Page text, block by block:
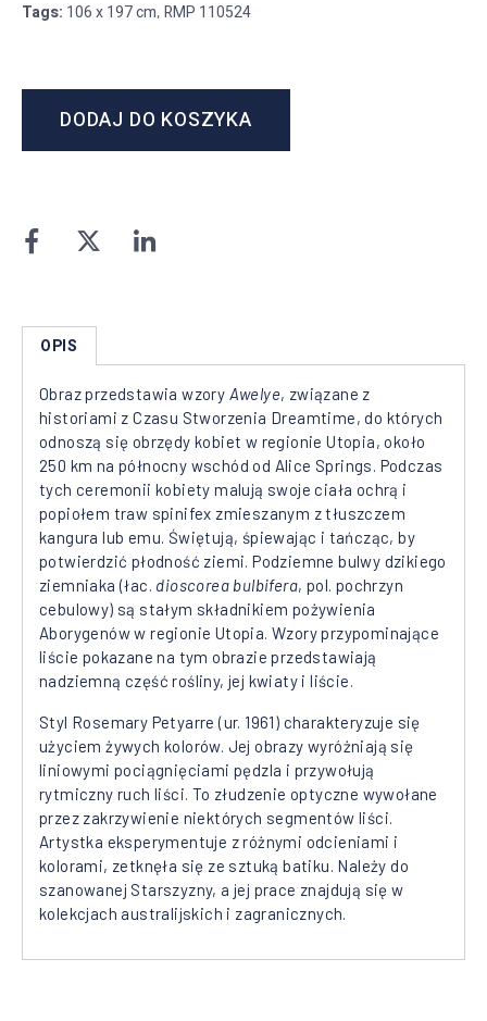
Tags: 106 x 197 cm, RMP 110524
DODAJ DO KOSZYKA
OPIS
Obraz przedstawia wzory Awelye, związane z
historiami z Czasu Stworzenia Dreamtime, do których
odnoszą się obrzędy kobiet w regionie Utopia, około
250 km na północny wschód od Alice Springs. Podczas
tych ceremonii kobiety malują swoje ciała ochrą i
popiołem traw spinifex zmieszanym z tłuszczem
kangura lub emu. Świętują, śpiewając i tańcząc, by
potwierdzić płodność ziemi. Podziemne bulwy dzikiego
ziemniaka (łac. dioscorea bulbifera, pol. pochrzyn
cebulowy) są stałym składnikiem pożywienia
Aborygenów w regionie Utopia. Wzory przypominające
liście pokazane na tym obrazie przedstawiają
nadziemną część rośliny, jej kwiaty i liście.
Styl Rosemary Petyarre (ur. 1961) charakteryzuje się
użyciem żywych kolorów. Jej obrazy wyróżniają się
liniowymi pociągnięciami pędzla i przywołują
rytmiczny ruch liści. To złudzenie optyczne wywołane
przez zakrzywienie niektórych segmentów liści.
Artystka eksperymentuje z różnymi odcieniami i
kolorami, zetknęła się ze sztuką batiku. Należy do
szanowanej Starszyzny, a jej prace znajdują się w
kolekcjach australijskich i zagranicznych.